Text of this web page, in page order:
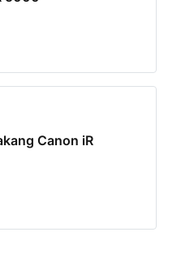
Canon iR